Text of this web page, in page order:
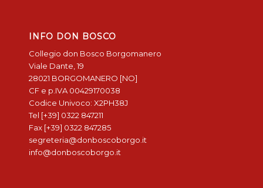
INFO DON BOSCO
Collegio don Bosco Borgomanero
Viale Dante, 19
28021 BORGOMANERO [NO]
CF e p.IVA 00429170038
Codice Univoco: X2PH38J
Tel [+39] 0322 847211
Fax [+39] 0322 847285
segreteria@donboscoborgo.it
info@donboscoborgo.it